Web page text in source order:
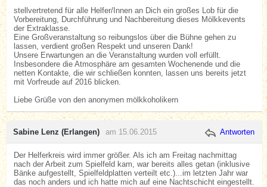
stellvertretend für alle Helfer/Innen an Dich ein großes Lob für die
Vorbereitung, Durchführung und Nachbereitung dieses Mölkkevents
der Extraklasse.
Eine Großveranstaltung so reibungslos über die Bühne gehen zu
lassen, verdient großen Respekt und unseren Dank!
Unsere Erwartungen an die Veranstaltung wurden voll erfüllt.
Insbesondere die Atmosphäre am gesamten Wochenende und die
netten Kontakte, die wir schließen konnten, lassen uns bereits jetzt
mit Vorfreude auf 2016 blicken.
Liebe Grüße von den anonymen mölkkoholikern
Sabine Lenz (Erlangen) am 15.06.2015 Antworten
Der Helferkreis wird immer größer. Als ich am Freitag nachmittag
nach der Arbeit zum Spielfeld kam, war bereits alles getan (inklusive
Bänke aufgestellt, Spielfeldplatten verteilt etc.)...im letzten Jahr war
das noch anders und ich hatte mich auf eine Nachtschicht eingestellt.